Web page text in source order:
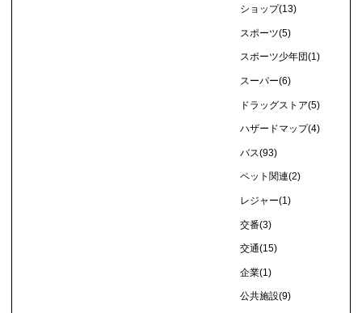
ショップ(13)
スポーツ(5)
スポーツ少年団(1)
スーパー(6)
ドラッグストア(5)
ハザードマップ(4)
バス(93)
ペット関連(2)
レジャー(1)
交番(3)
交通(15)
企業(1)
公共施設(9)